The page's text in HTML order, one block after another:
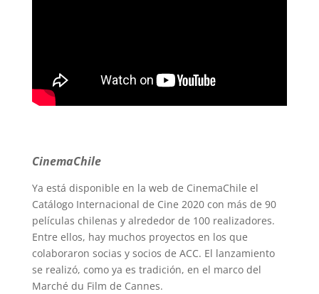
CinemaChile
Ya está disponible en la web de CinemaChile el
Catálogo Internacional de Cine 2020 con más de 90
películas chilenas y alrededor de 100 realizadores.
Entre ellos, hay muchos proyectos en los que
colaboraron socias y socios de ACC. El lanzamiento
se realizó, como ya es tradición, en el marco del
Marché du Film de Cannes.